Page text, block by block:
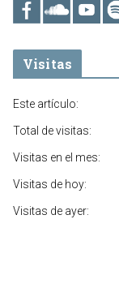
Visitas
Este artículo:
Total de visitas:
Visitas en el mes:
Visitas de hoy:
Visitas de ayer: